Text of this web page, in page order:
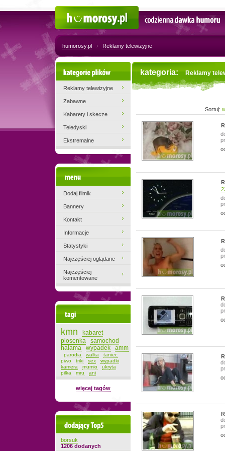
Codzienna dawka humoru
humorosy.pl Reklamy telewizyjne
kategoria: Reklamy
Sortuj:
Kategorie plików
Reklamy telewizyjne
Zabawne
Kabarety i skecze
Teledyski
Ekstremalne
Dodaj filmik
Bannery
Kontakt
Informacje
Statystyki
Najczęściej oglądane
Najczęściej
komentowane
kmn
kabaret
piosenka
samochod
halama
wypadek amm
parodia walka
taniec
piwo
triki sex
wypadki
kamera
mumio
ukryta
pilka
mru ani
więcej tagów
Dodający top-5
borsuk
1206 dodanych